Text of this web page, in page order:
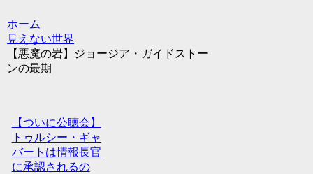
ホーム
見えない世界
【悪魔の岩】ジョージア・ガイドストー
ンの最期
【ついに公聴会】
トゥルシー・ギャ
バートは情報長官
に承認されるの